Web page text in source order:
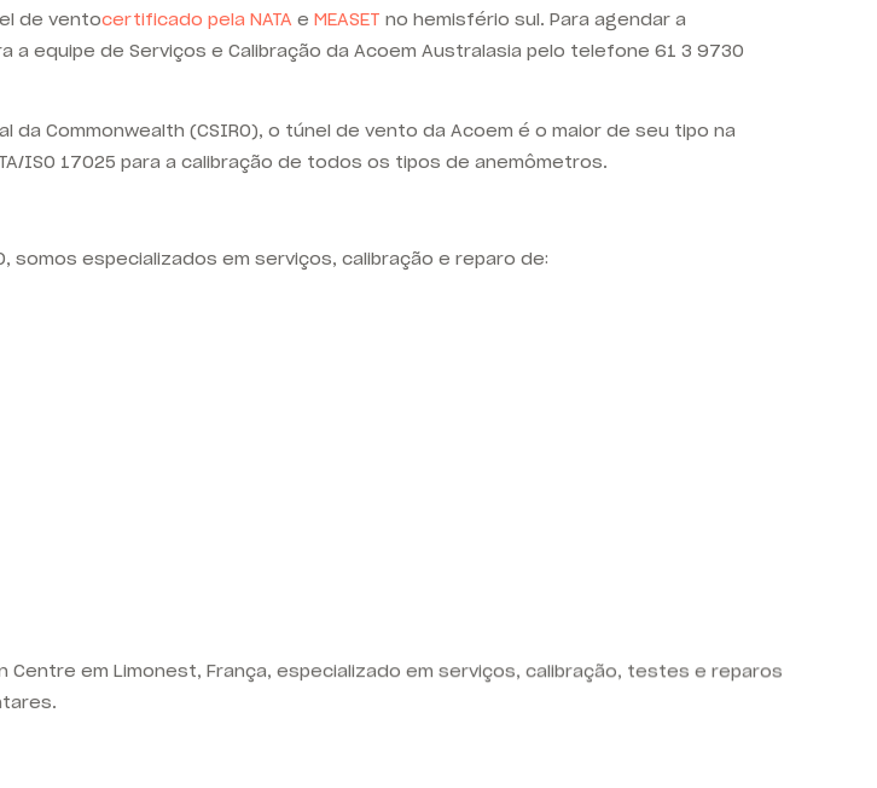
de ventocertificado pela NATA e MEASET no hemisfério sul. Para agendar a
a equipe de Serviços e Calibração da Acoem Australasia pelo telefone 61 3 9730
Commonwealth (CSIRO), o túnel de vento da Acoem é o maior de seu tipo na
ISO 17025 para a calibração de todos os tipos de anemômetros.
somos especializados em serviços, calibração e reparo de:
Centre em Limonest, França, especializado em serviços, calibração, testes e reparos